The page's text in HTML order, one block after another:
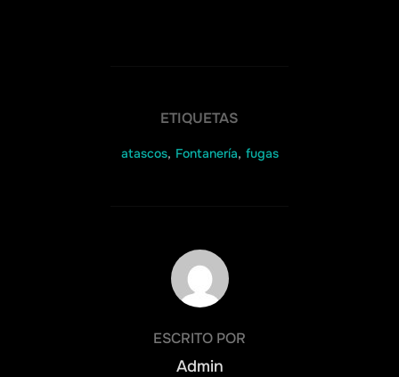
ETIQUETAS
atascos, Fontanería, fugas
AUTOR DE LA ENTRADA
ESCRITO POR
Admin